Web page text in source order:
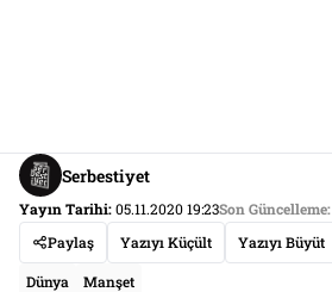
Serbestiyet
Yayın Tarihi:05.11.2020 19:23Son Güncelleme:
Paylaş
Yazıyı Küçült Yazıyı Büyüt
Dünya Manşet